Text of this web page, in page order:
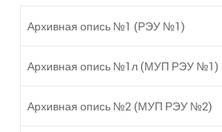
Архивная опись №1 (РЭУ №1)
Архивная опись №1л (МУП РЭУ №1)
Архивная опись №2 (МУП РЭУ №2)